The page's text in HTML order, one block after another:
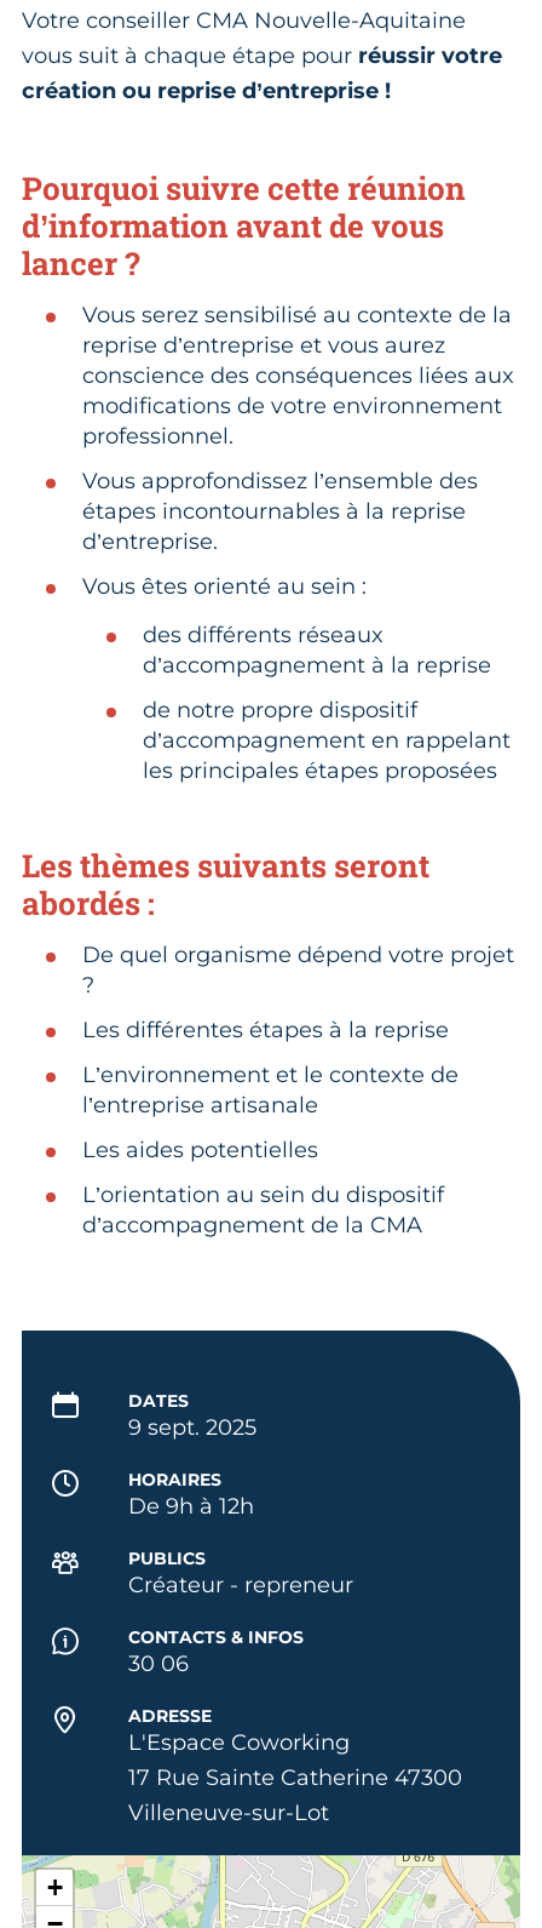
Votre conseiller CMA Nouvelle-Aquitaine
vous suit à chaque étape pour réussir votre
création ou reprise d’entreprise !
Pourquoi suivre cette réunion
d’information avant de vous
lancer ?
Vous serez sensibilisé au contexte de la
reprise d’entreprise et vous aurez
conscience des conséquences liées aux
modifications de votre environnement
professionnel.
Vous approfondissez l’ensemble des
étapes incontournables à la reprise
d’entreprise.
Vous êtes orienté au sein :
des différents réseaux
d’accompagnement à la reprise
de notre propre dispositif
d’accompagnement en rappelant
les principales étapes proposées
Les thèmes suivants seront
abordés :
De quel organisme dépend votre projet
?
Les différentes étapes à la reprise
L’environnement et le contexte de
l’entreprise artisanale
Les aides potentielles
L’orientation au sein du dispositif
d’accompagnement de la CMA
DATES
9 sept. 2025
HORAIRES
De 9h à 12h
PUBLICS
Créateur - repreneur
CONTACTS & INFOS
30 06
ADRESSE
L'Espace Coworking
17 Rue Sainte Catherine 47300
Villeneuve-sur-Lot
+